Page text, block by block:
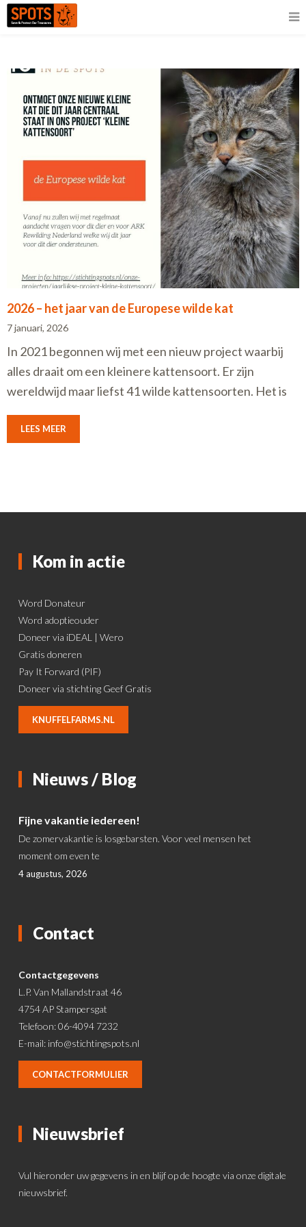
2026 – het jaar van de Europese wilde kat
7 januari, 2026
In 2021 begonnen wij met een nieuw project waarbij
alles draait om een kleinere kattensoort. Er zijn
wereldwijd maar liefst 41 wilde kattensoorten. Het is
LEES MEER
Kom in actie
Word Donateur
Word adoptieouder
Doneer via iDEAL | Wero
Gratis doneren
Pay It Forward (PIF)
Doneer via stichting Geef Gratis
KNUFFELFARMS.NL
Nieuws / Blog
Fijne vakantie iedereen!
De zomervakantie is losgebarsten. Voor veel mensen het
moment om even te
4 augustus, 2026
Contact
Contactgegevens
L.P. Van Mallandstraat 46
4754 AP Stampersgat
Telefoon: 06-4094 7232
E-mail: info@stichtingspots.nl
CONTACTFORMULIER
Nieuwsbrief
Vul hieronder uw gegevens in en blijf op de hoogte via onze digitale
nieuwsbrief.